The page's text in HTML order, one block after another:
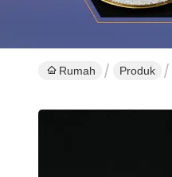
Rumah Produk